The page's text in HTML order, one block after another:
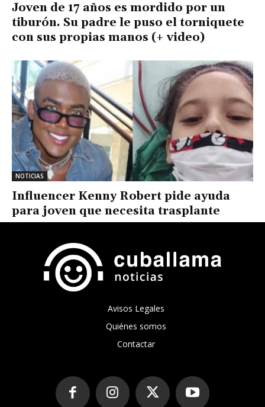
Joven de 17 años es mordido por un
tiburón. Su padre le puso el torniquete
con sus propias manos (+ video)
NOTICIAS
Influencer Kenny Robert pide ayuda
para joven que necesita trasplante
Avisos Legales
Quiénes somos
Contactar